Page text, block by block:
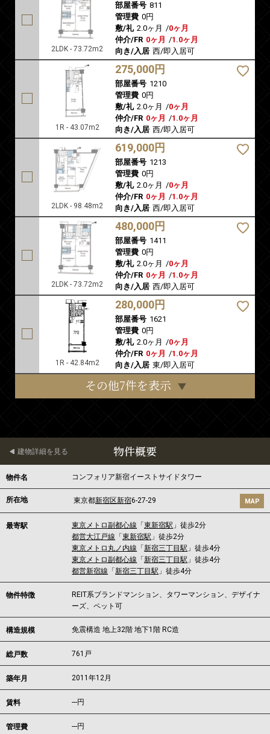
2LDK - 73.72m2
部屋番号 811
管理費 0円
敷/礼 2.0ヶ月 /0ヶ月
仲介/FR 0ヶ月 /1.0ヶ月
向き/入居 西/即入居可
1R - 43.07m2
275,000円
部屋番号 1210
管理費 0円
敷/礼 2.0ヶ月 /0ヶ月
仲介/FR 0ヶ月 /1.0ヶ月
向き/入居 西/即入居可
2LDK - 98.48m2
619,000円
部屋番号 1213
管理費 0円
敷/礼 2.0ヶ月 /0ヶ月
仲介/FR 0ヶ月 /1.0ヶ月
向き/入居 西/即入居可
2LDK - 73.72m2
480,000円
部屋番号 1411
管理費 0円
敷/礼 2.0ヶ月 /0ヶ月
仲介/FR 0ヶ月 /1.0ヶ月
向き/入居 西/即入居可
1R - 42.84m2
280,000円
部屋番号 1621
管理費 0円
敷/礼 2.0ヶ月 /0ヶ月
仲介/FR 0ヶ月 /1.0ヶ月
向き/入居 東/即入居可
その他7件を表示
物件概要
建物詳細を見る
物件名 コンフォリア新宿イーストサイドタワー
所在地 東京都新宿区新宿6-27-29 MAP
最寄駅 東京メトロ副都心線 「東新宿駅 」徒歩2分
都営大江戸線 「東新宿駅 」徒歩2分
東京メトロ丸ノ内線 「新宿三丁目駅 」徒歩4分
東京メトロ副都心線 「新宿三丁目駅 」徒歩4分
都営新宿線 「新宿三丁目駅 」徒歩4分
物件特徴
REIT系ブランドマンション、タワーマンション、デザイナ
ーズ、ペット可
構造規模 免震構造 地上32階 地下1階 RC造
総戸数 761戸
築年月 2011年12月
賃料 ---円
管理費 ---円